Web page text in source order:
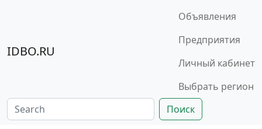
IDBO.RU
Объявления
Предприятия
Личный кабинет
Выбрать регион
Поиск